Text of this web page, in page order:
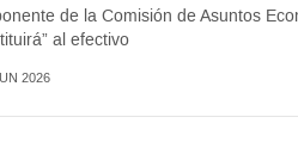
de la Comisión de Asuntos
al efectivo
2026